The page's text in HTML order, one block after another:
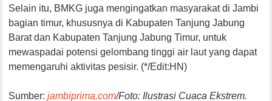
Selain itu, BMKG juga mengingatkan masyarakat di Jambi
bagian timur, khususnya di Kabupaten Tanjung Jabung
Barat dan Kabupaten Tanjung Jabung Timur, untuk
mewaspadai potensi gelombang tinggi air laut yang dapat
memengaruhi aktivitas pesisir. (*/Edit:HN)
Sumber:jambiprima.com/Foto: Ilustrasi Cuaca Ekstrem.